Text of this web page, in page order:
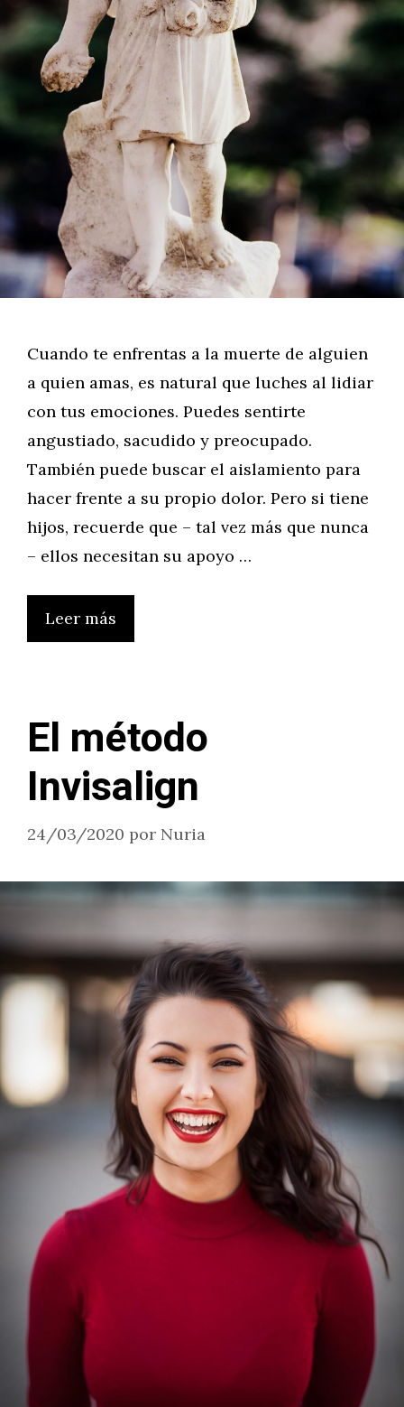
Cuando te enfrentas a la muerte de alguien
a quien amas, es natural que luches al lidiar
con tus emociones. Puedes sentirte
angustiado, sacudido y preocupado.
También puede buscar el aislamiento para
hacer frente a su propio dolor. Pero si tiene
hijos, recuerde que – tal vez más que nunca
– ellos necesitan su apoyo …
Leer más
El método
Invisalign
24/03/2020 por Nuria